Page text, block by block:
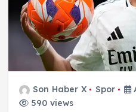
Son Haber X Spor
590 views